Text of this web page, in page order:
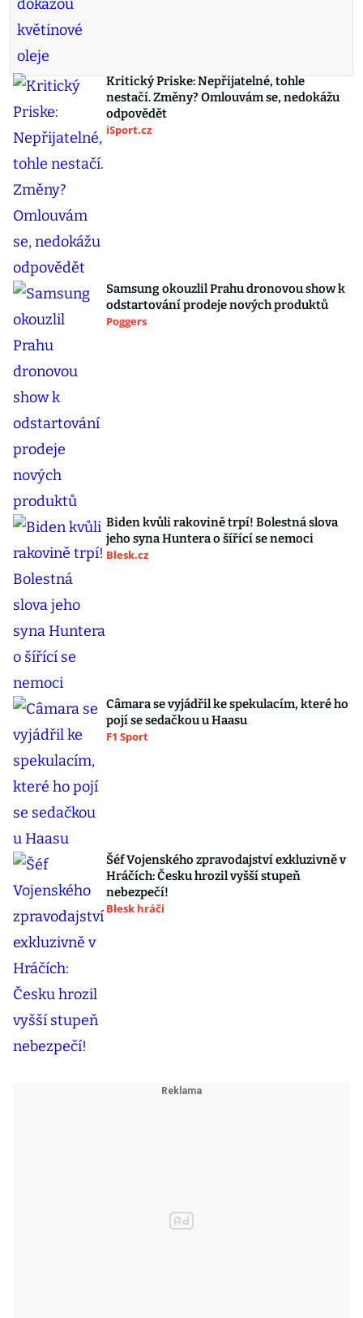
Kritický Priske: Nepřijatelné, tohle
nestačí. Změny? Omlouvám se, nedokážu
odpovědět
iSport.cz
Samsung okouzlil Prahu dronovou show k
odstartování prodeje nových produktů
Poggers
Biden kvůli rakovině trpí! Bolestná slova
jeho syna Huntera o šířící se nemoci
Blesk.cz
Câmara se vyjádřil ke spekulacím, které ho
pojí se sedačkou u Haasu
F1 Sport
Šéf Vojenského zpravodajství exkluzivně v
Hráčích: Česku hrozil vyšší stupeň
nebezpečí!
Blesk hráči